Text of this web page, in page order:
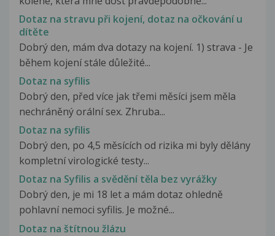
Dotaz na stravu při kojení, dotaz na očkování u
dítěte
Dobrý den, mám dva dotazy na kojení. 1) strava - Je
během kojení stále důležité...
Dotaz na syfilis
Dobrý den, před více jak třemi měsíci jsem měla
nechráněný orální sex. Zhruba...
Dotaz na syfilis
Dobrý den, po 4,5 měsících od rizika mi byly dělány
kompletní virologické testy...
Dotaz na Syfilis a svědění těla bez vyrážky
Dobrý den, je mi 18 let a mám dotaz ohledně
pohlavní nemoci syfilis. Je možné...
Dotaz na štítnou žlázu